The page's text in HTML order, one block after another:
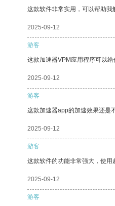
这款软件非常实用，可以帮助我
2025-09-12
游客
这款加速器VPM应用程序可以
2025-09-12
游客
这款加速器app的加速效果还是
2025-09-12
游客
这款软件的功能非常强大，使用
2025-09-12
游客